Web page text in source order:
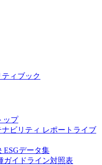
ィブック
ップ
ビリティ レポートライブ
ESGデータ集
ガイドライン対照表